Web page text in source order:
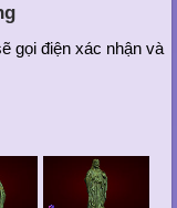
gọi điện xác nhận và